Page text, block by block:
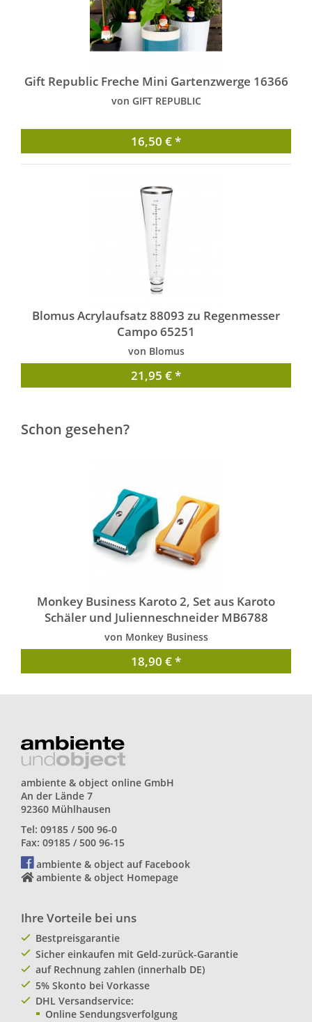
Gift Republic Freche Mini Gartenzwerge 16366
von GIFT REPUBLIC
16,50 € *
Blomus Acrylaufsatz 88093 zu Regenmesser
Campo 65251
von Blomus
21,95 € *
Schon gesehen?
Monkey Business Karoto 2, Set aus Karoto
Schäler und Julienneschneider MB6788
von Monkey Business
18,90 € *
ambiente & object online GmbH
An der Lände 7
92360 Mühlhausen
Tel: 09185 / 500 96-0
Fax: 09185 / 500 96-15
ambiente & object auf Facebook
ambiente & object Homepage
Ihre Vorteile bei uns
Bestpreisgarantie
Sicher einkaufen mit Geld-zurück-Garantie
auf Rechnung zahlen (innerhalb DE)
5% Skonto bei Vorkasse
DHL Versandservice:
Online Sendungsverfolgung